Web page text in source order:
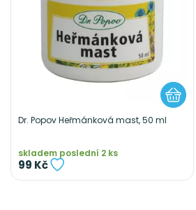
Dr. Popov Heřmánková mast, 50 ml
skladem poslední 2 ks
99 Kč